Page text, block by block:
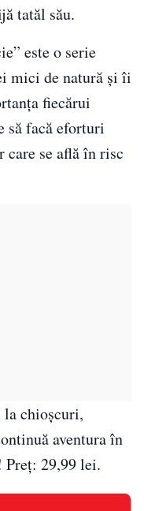
tatăl său.
este o serie
mici de natură și îi
fiecărui
să facă eforturi
se află în risc
la chioșcuri,
aventura în
Preț: 29,99 lei.